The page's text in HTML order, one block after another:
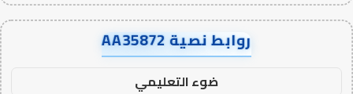
روابط نصية AA35872
ضوء التعليمي